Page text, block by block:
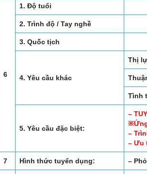
6
1. Độ tuổi
2. Trình độ / Tay nghề
3. Quốc tịch
4. Yêu cầu khác
Thị
Tình
5. Yêu cầu đặc biệt:
–
–
– Ưu
7 Hình thức tuyển dụng: –